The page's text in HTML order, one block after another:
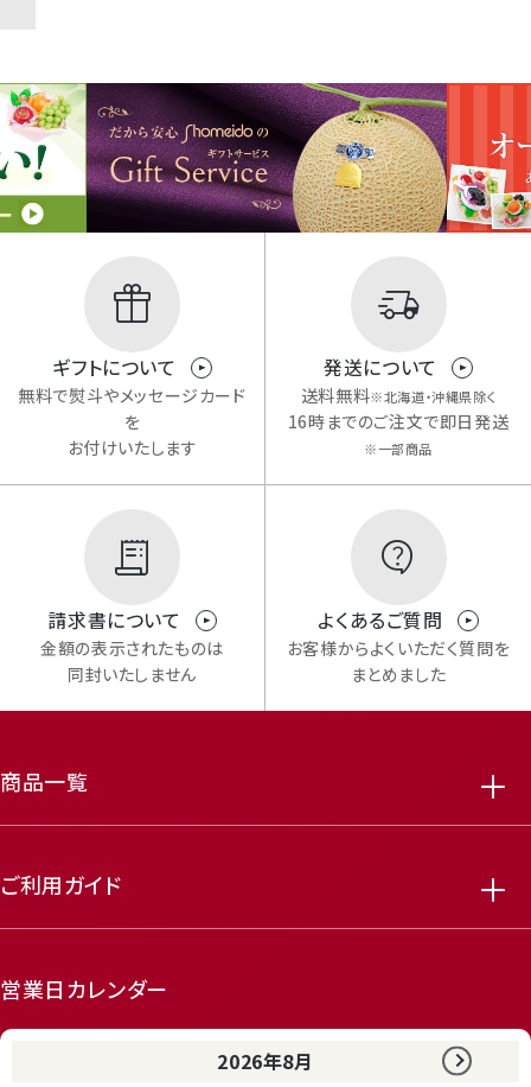
ギフトについて
無料で熨斗やメッセージカード
を
お付けいたします
発送について
送料無料※北海道・沖縄県除く
16時までのご注文で即日発送
※一部商品
請求書について
金額の表示されたものは
同封いたしません
よくあるご質問
お客様からよくいただく質問を
まとめました
商品一覧
ご利用ガイド
営業日カレンダー
2026年8月